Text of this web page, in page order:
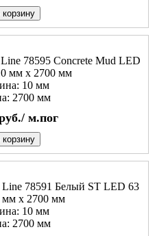
корзину
78595 Concrete Mud LED
мм х 2700 мм
10 мм
2700 мм
м.пог
корзину
78591 Белый ST LED 63
х 2700 мм
10 мм
2700 мм